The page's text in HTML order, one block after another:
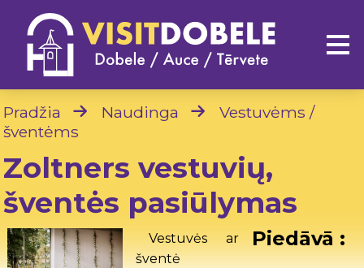
Pradžia Naudinga
Vestuvėms /
šventėms
Zoltners vestuvių,
šventės pasiūlymas
Piedāvā :
Vestuvės ar
šventė